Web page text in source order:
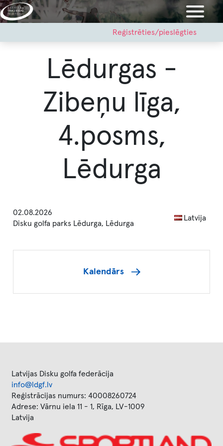
Pārlekt
uz
menu
Reģistrēties/pieslēgties
Lēdurgas -
Zibeņu līga,
4.posms,
Lēdurga
02.08.2026
Latvija
Disku golfa parks Lēdurga, Lēdurga
Kalendārs
Latvijas Disku golfa federācija
info@ldgf.lv
Reģistrācijas numurs: 40008260724
Adrese: Vārnu iela 11 - 1, Rīga, LV-1009
Latvija
Image